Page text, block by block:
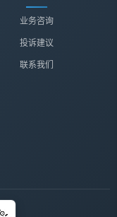
业务咨询
投诉建议
联系我们